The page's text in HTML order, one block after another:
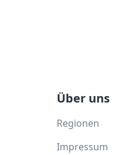
Über uns
Regionen
Impressum